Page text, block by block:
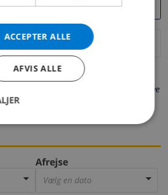
obligatoriske)
personlige oplysninger vil aldrig blive
Afrejse
Vælg en dato
ACCEPTER ALLE
AFVIS ALLE